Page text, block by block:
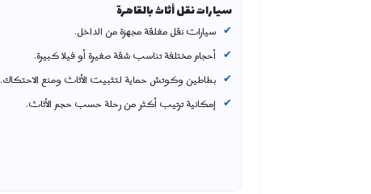
سيارات نقل أثاث بالقاهرة
سيارات نقل مغلقة مجهزة من الداخل.
أحجام مختلفة تناسب شقة صغيرة أو فيلا كبيرة.
بطاطين وكوتش حماية لتثبيت الأثاث ومنع الاحتكاك.
إمكانية ترتيب أكثر من رحلة حسب حجم الأثاث.